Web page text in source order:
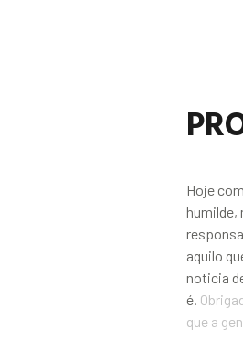
Hoje
humilde,
aquilo
noticia
é.
que a